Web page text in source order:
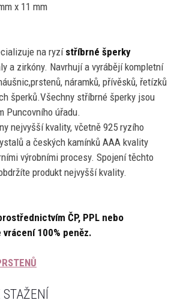
x 11 mm
na ryzí stříbrné šperky
a zirkóny. Navrhují a vyrábějí kompletní
náramků, přívěsků, řetízků
šperků.Všechny stříbrné šperky jsou
Puncovního úřadu.
nejvyšší kvality, včetně 925 ryzího
a českých kamínků AAA kvality
výrobními procesy. Spojení těchto
produkt nejvyšší kvality.
ČP, PPL nebo
vrácení 100% peněz.